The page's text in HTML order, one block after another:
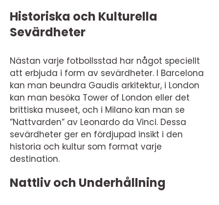
Historiska och Kulturella
Sevärdheter
Nästan varje fotbollsstad har något speciellt
att erbjuda i form av sevärdheter. I Barcelona
kan man beundra Gaudis arkitektur, i London
kan man besöka Tower of London eller det
brittiska museet, och i Milano kan man se
”Nattvarden” av Leonardo da Vinci. Dessa
sevärdheter ger en fördjupad insikt i den
historia och kultur som format varje
destination.
Nattliv och Underhållning